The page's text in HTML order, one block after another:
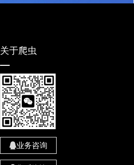
关于爬虫
业务咨询